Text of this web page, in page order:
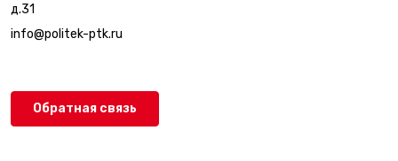
д.31
info@politek-ptk.ru
Обратная связь